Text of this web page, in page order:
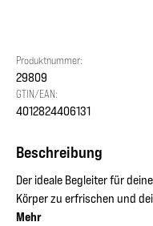
Produktnummer:
29809
GTIN/EAN:
4012824406131
Beschreibung
Der ideale Begleiter für
Körper zu erfrischen und
Mehr